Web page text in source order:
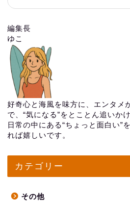
編集長
ゆこ
好奇心と海風を味方に、エンタメ
で、“気になる”をとことん追いか
日常の中にある“ちょっと面白い”
れば嬉しいです。
カテゴリー
その他